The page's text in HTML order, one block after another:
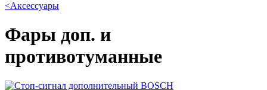
<Аксессуары
Фары доп. и
противотуманные